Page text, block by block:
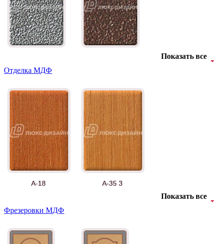
Показать все
Отделка МДФ
А-18 А-35 3
Показать все
Фрезеровки МДФ